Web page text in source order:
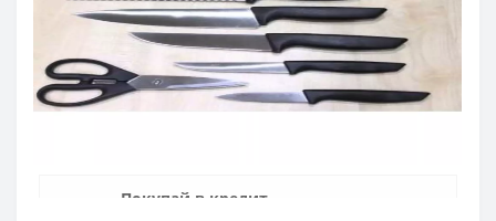
Быстрая доставка
Доставка в течении 1-3 дней по Украине
Гарантия качества
Покупай в кредит